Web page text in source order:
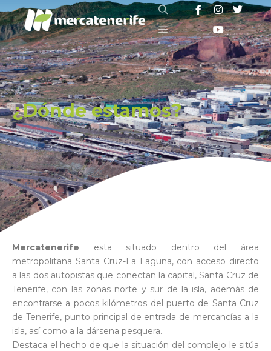
¿Dónde estamos?
Mercatenerife esta situado dentro del área
metropolitana Santa Cruz-La Laguna, con acceso directo
a las dos autopistas que conectan la capital, Santa Cruz de
Tenerife, con las zonas norte y sur de la isla, además de
encontrarse a pocos kilómetros del puerto de Santa Cruz
de Tenerife, punto principal de entrada de mercancías a la
isla, así como a la dársena pesquera.
Destaca el hecho de que la situación del complejo le sitúa